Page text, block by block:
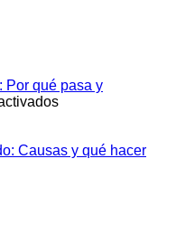
Por qué pasa y
en
no
Causas y qué hacer